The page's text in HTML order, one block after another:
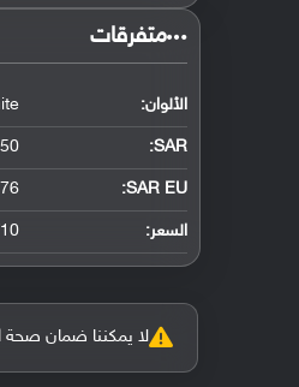
‏متفرقات‏
الألوان:
SAR
:
W/kg (body) &amp;nbsp; &amp;nbsp;
SAR EU:
&amp;nbsp;
السعر: 90 EUR)
لا يمكننا ضمان صحة